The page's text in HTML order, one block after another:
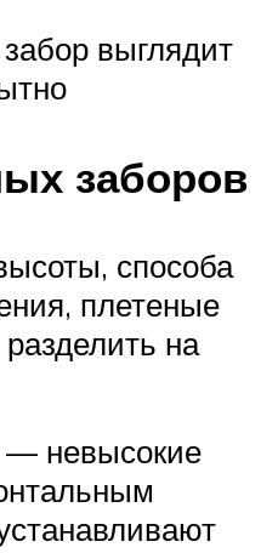
выглядит
заборов
способа
плетеные
на
— невысокие